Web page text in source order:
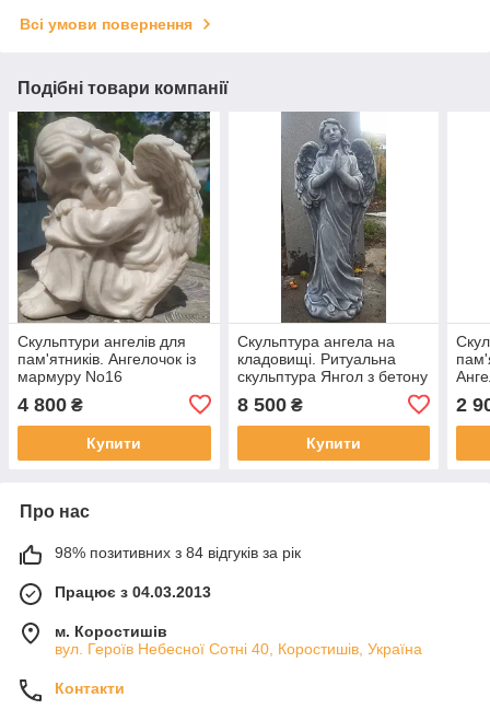
Всі умови повернення
Подібні товари компанії
Скульптури ангелів для
пам'ятників. Ангелочок із
мармуру No16
4 800 ₴
Купити
Скульптура ангела на
кладовищі. Ритуальна
скульптура Янгол з бетону
8 500₴
Купити
2
Про нас
98% позитивних з 84 відгуків за рік
Працює з 04.03.2013
м. Коростишів
вул. Героїв Небесної Сотні 40, Коростишів, Україна
Контакти